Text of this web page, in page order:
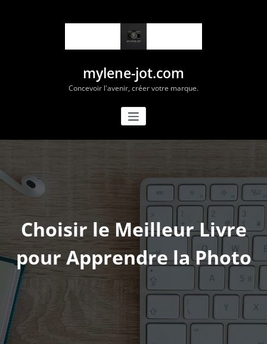
mylene-jot.com
Concevoir l'avenir, créer votre marque.
Choisir le Meilleur Livre
pour Apprendre la Photo